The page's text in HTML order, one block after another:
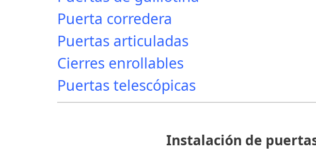
Puerta corredera
Puertas articuladas
Cierres enrollables
Puertas telescópicas
Instalación de